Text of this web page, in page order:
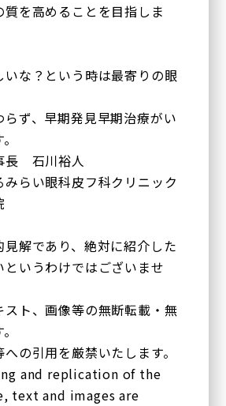
を高めることを目指しま
な？という時は最寄りの眼
ず、早期発見早期治療がい
長 石川裕人
らい眼科皮フ科クリニック
解であり、絶対に紹介した
いうわけではございませ
ト、画像等の無断転載・無
の引用を厳禁いたします。
and replication of the
text and images are